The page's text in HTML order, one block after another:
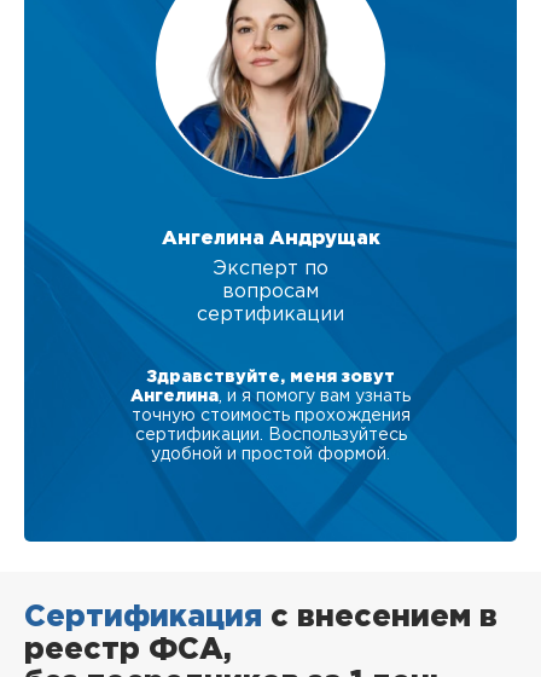
Ангелина Андрущак
Эксперт по
вопросам
сертификации
Здравствуйте, меня зовут
Ангелина , и я помогу вам узнать
точную стоимость прохождения
сертификации. Воспользуйтесь
удобной и простой формой.
Сертификация с внесением в
реестр ФСА,